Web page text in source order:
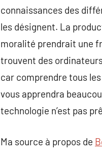
connaissances des
les désignent. La
moralité prendrait une
trouvent des
car comprendre tous
vous apprendra
technologie n’est pas
Ma source à propos de